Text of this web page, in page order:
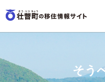
そう